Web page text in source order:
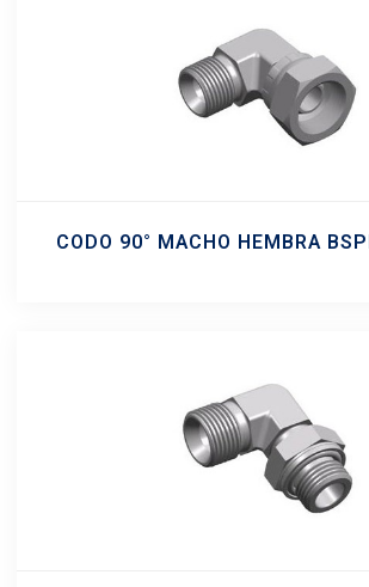
CODO 90° MACHO HEMBRA